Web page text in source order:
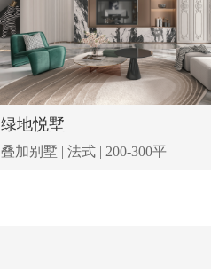
绿地悦墅
叠加别墅 | 法式 | 200-300平